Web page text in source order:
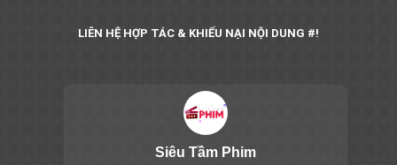
LIÊN HỆ HỢP TÁC & KHIẾU NẠI NỘI DUNG #!
Siêu Tầm Phim